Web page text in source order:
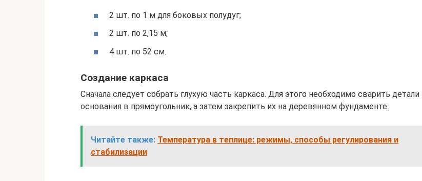
2 шт. по 1 м для боковых полудуг;
2 шт. по 2,15 м;
4 шт. по 52 см.
Создание каркаса
Сначала следует собрать глухую часть каркаса. Для этого необходимо сварить детали
основания в прямоугольник, а затем закрепить их на деревянном фундаменте.
Читайте также: Температура в теплице: режимы, способы регулирования и
стабилизации